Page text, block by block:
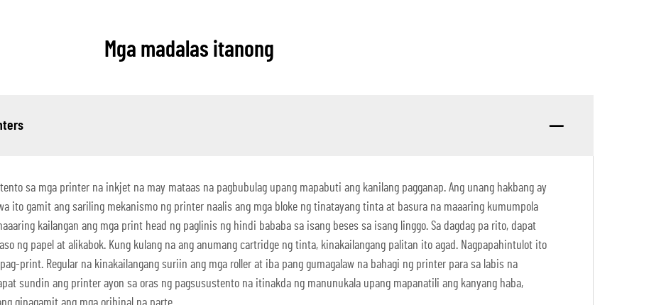
Mga madalas itanong
sa mga printer na inkjet na may mataas na pagbubulag upang mapabuti ang kanilang pagganap. Ang unang hakbang ay
ito gamit ang sariling mekanismo ng printer naalis ang mga bloke ng tinatayang tinta at basura na maaaring kumumpola
kailangan ang mga print head ng paglinis ng hindi bababa sa isang beses sa isang linggo. Sa dagdag pa rito, dapat
ng papel at alikabok. Kung kulang na ang anumang cartridge ng tinta, kinakailangang palitan ito agad. Nagpapahintulot ito
print. Regular na kinakailangang suriin ang mga roller at iba pang gumagalaw na bahagi ng printer para sa labis na
sundin ang printer ayon sa oras ng pagsusustento na itinakda ng manunukala upang mapanatili ang kanyang haba,